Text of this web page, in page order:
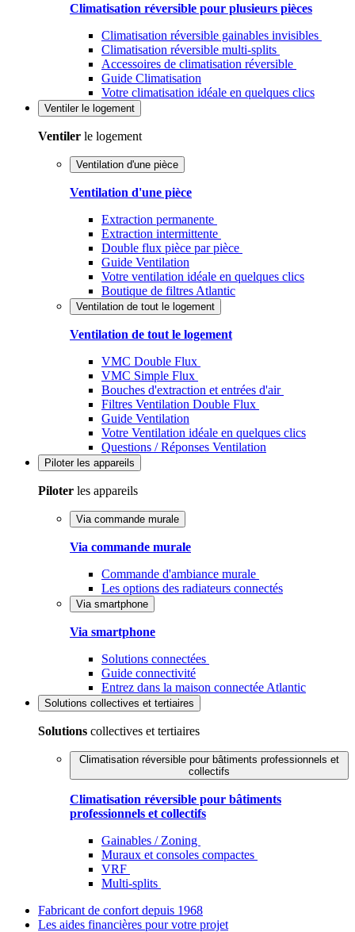
Climatisation réversible pour plusieurs pièces
Climatisation réversible gainables invisibles
Climatisation réversible multi-splits
Accessoires de climatisation réversible
Guide Climatisation
Votre climatisation idéale en quelques clics
Ventiler le logement
Ventiler le logement
Ventilation d'une pièce
Ventilation d'une pièce
Extraction permanente
Extraction intermittente
Double flux pièce par pièce
Guide Ventilation
Votre ventilation idéale en quelques clics
Boutique de filtres Atlantic
Ventilation de tout le logement
Ventilation de tout le logement
VMC Double Flux
VMC Simple Flux
Bouches d'extraction et entrées d'air
Filtres Ventilation Double Flux
Guide Ventilation
Votre Ventilation idéale en quelques clics
Questions / Réponses Ventilation
Piloter les appareils
Piloter les appareils
Via commande murale
Via commande murale
Commande d'ambiance murale
Les options des radiateurs connectés
Via smartphone
Via smartphone
Solutions connectées
Guide connectivité
Entrez dans la maison connectée Atlantic
Solutions collectives et tertiaires
Solutions collectives et tertiaires
Climatisation réversible pour bâtiments professionnels et
collectifs
Climatisation réversible pour bâtiments
professionnels et collectifs
Gainables / Zoning
Muraux et consoles compactes
VRF
Multi-splits
Fabricant de confort depuis 1968
Les aides financières pour votre projet